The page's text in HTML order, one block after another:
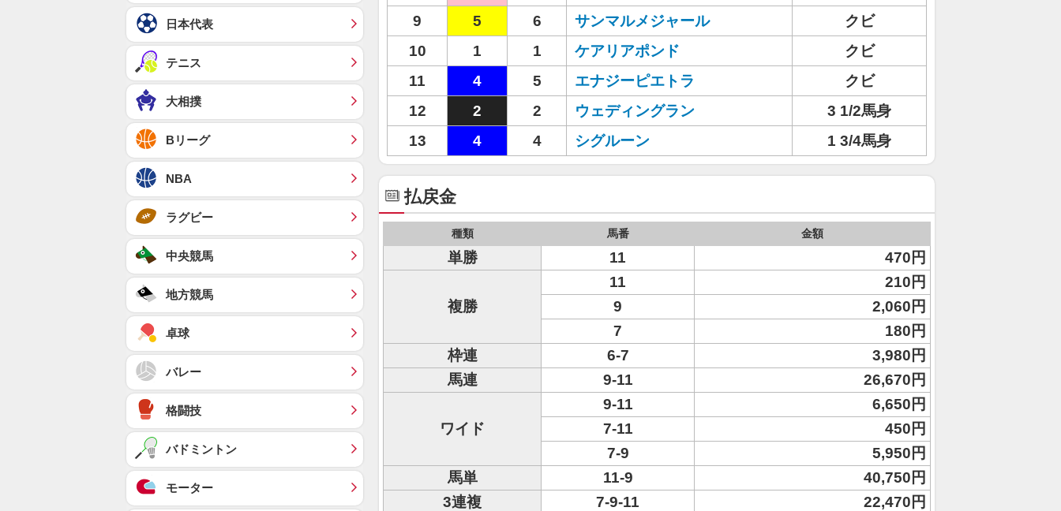
9
5 6 サンマルメジャール
クビ
10
1 1 ケアリアポンド
クビ
11
4 5 エナジーピエトラ
クビ
12
2 2 ウェディングラン
3 1/2馬身
13
4 4 シグルーン 1 3/4馬身
払戻金
種類 馬番 金額
単勝 11 470円
複勝
11
210円
9
2,060円
7
180円
枠連
6-7
3,980円
馬連
9-11 26,670円
ワイド
9-11
6,650円
7-11
450円
7-9
5,950円
馬単
11-9
40,750円
3連複
7-9-11
22,470円
日本代表
テニス
大相撲
Bリーグ
NBA
ラグビー
中央競馬
地方競馬
卓球
バレー
格闘技
バドミントン
モーター